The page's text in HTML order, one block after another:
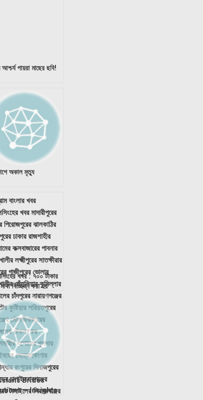
পায়রা মাছের ছবি!
অকাল মৃত্যু
খবর : ৭০০ টাকার
বিচ্ছিন্ন করা হয়
Brides
– Insights